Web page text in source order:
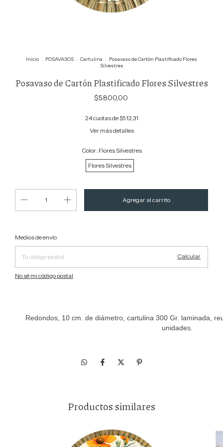
Inicio . POSAVASOS . Cartulina . Posavaso de Cartón Plastificado Flores
Silvestres
Posavaso de Cartón Plastificado Flores Silvestres
$5.800,00
24cuotas de$512,31
Ver más detalles
Color: Flores Silvestres
Flores Silvestres
Entregas para el CP:
Medios de envío
Calcular
No sé mi código postal
Redondos, 10 cm. de diámetro, cartulina 300 Gr. laminada,
unidades.
Productos similares